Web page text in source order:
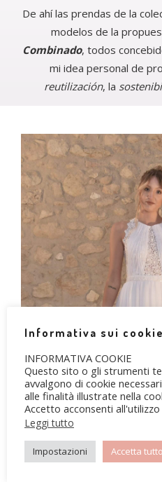
De ahí las prendas de la
modelos de la
Combinado, todos
mi idea personal de
reutilización, la
CAPSULA
Informativa sui cookie
INFORMATIVA COOKIE
Questo sito o gli strumenti
avvalgono di cookie
alle finalità illustrate nella
Accetto acconsenti
Leggi tutto
Impostazioni Accetta tutto